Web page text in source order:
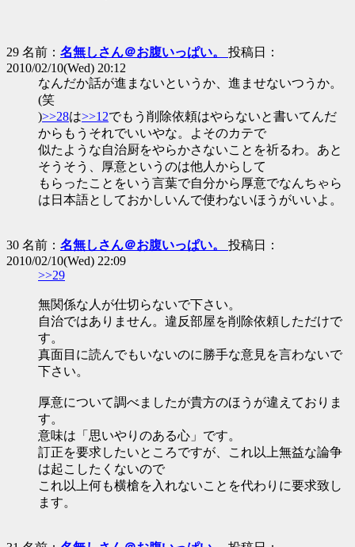
29 名前： 名無しさん＠お腹いっぱい。 投稿日：
2010/02/10(Wed) 20:12
なんだか話が進まないというか、進ませないつうか。
(笑
)>>28は>>12でもう削除依頼はやらないと書いてんだ
からもうそれでいいやな。よそのカテで
似たような自治厨をやらかさないことを祈るわ。あと
そうそう、厚意というのは他人からして
もらったことをいう言葉で自分から厚意でなんちゃら
は日本語としておかしいんで使わないほうがいいよ。
30 名前： 名無しさん＠お腹いっぱい。 投稿日：
2010/02/10(Wed) 22:09
>>29
無関係な人が仕切らないで下さい。
自治ではありません。違反部屋を削除依頼しただけで
す。
真面目に読んでもいないのに勝手な意見を言わないで
下さい。
厚意について調べましたが貴方のほうが違えておりま
す。
意味は「思いやりのある心」です。
訂正を要求したいところですが、これ以上無益な論争
は起こしたくないので
これ以上何も横槍を入れないことを代わりに要求致し
ます。